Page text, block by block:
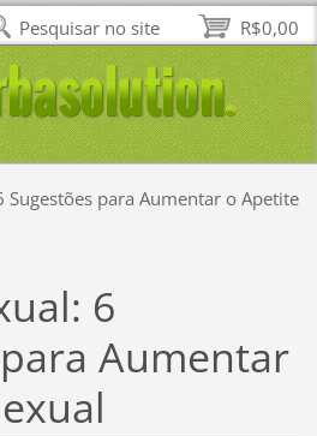
Sugestões para Aumentar o Apetite
6
Aumentar
R$0,00
Pesquisar no site